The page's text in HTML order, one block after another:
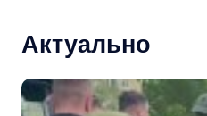
Актуально